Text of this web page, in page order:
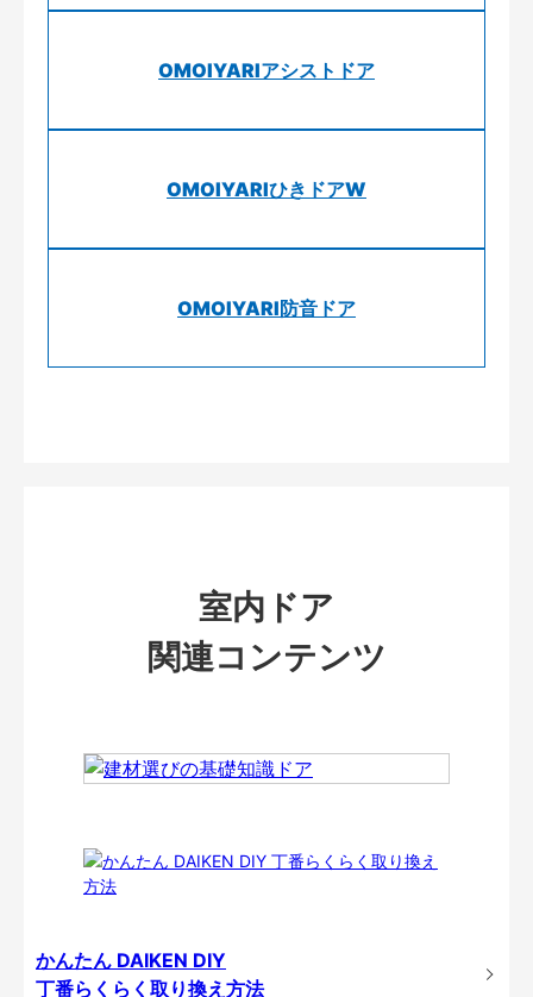
OMOIYARIアシストドア
OMOIYARIひきドアW
OMOIYARI防音ドア
室内ドア
関連コンテンツ
かんたん DAIKEN DIY
丁番らくらく取り換え方法